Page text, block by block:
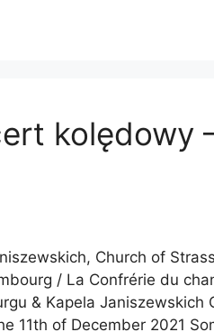
kolędowy
Church of
/ La Confrérie du
& Kapela Janiszewskich
11th of December 2021